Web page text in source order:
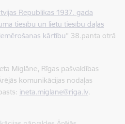
Republikas 1937. gada
tiesību un lietu tiesību daļas
kārtību” 38.panta otrā
Miglāne, Rīgas pašvaldības
komunikācijas nodaļas
ineta.miglane@riga.lv.